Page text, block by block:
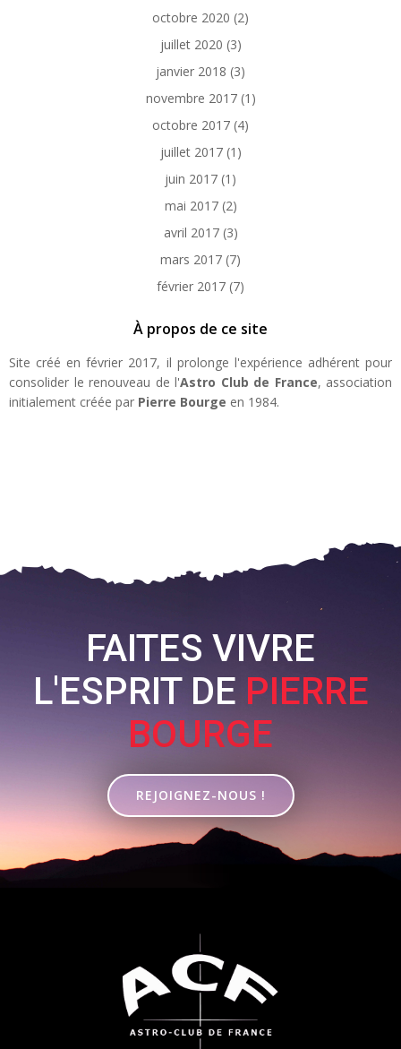
octobre 2020 (2)
juillet 2020 (3)
janvier 2018 (3)
novembre 2017(1)
octobre 2017 (4)
juillet 2017(1)
juin 2017 (1)
mai 2017(2)
avril 2017(3)
mars 2017 (7)
février 2017 (7)
À propos de ce site
Site créé en février 2017, il prolonge l'expérience adhérent pour
consolider le renouveau de l'Astro Club de France, association
initialement créée par Pierre Bourge en 1984.
FAITES VIVRE
L'ESPRIT DE PIERRE
BOURGE
REJOIGNEZ-NOUS !